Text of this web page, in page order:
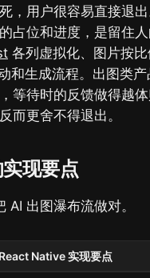
，用户很容易直接退
占位和进度，是留住
各列虚拟化、图片按
和生成流程。出图类
等待时的反馈做得越
而更舍不得退出。
现要点
出图瀑布流做对。
React Native 实现要点